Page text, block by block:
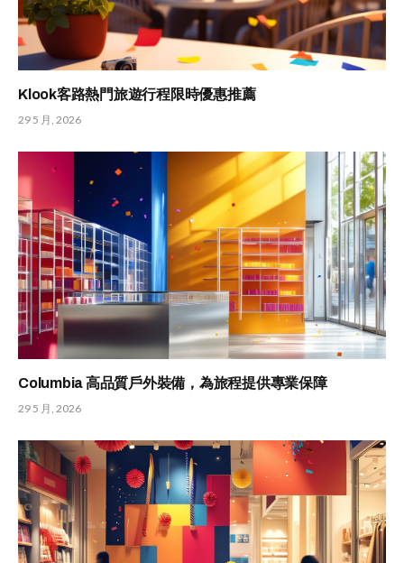
Klook客路熱門旅遊行程限時優惠推薦
29 5 月, 2026
Columbia 高品質戶外裝備，為旅程提供專業保障
29 5 月, 2026